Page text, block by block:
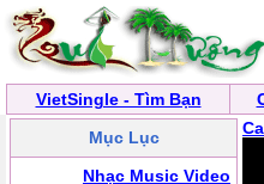
VietSingle - Tìm Bạn
Mục Lục
Nhạc Music Video